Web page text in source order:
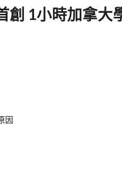
創 1小時加拿大
因